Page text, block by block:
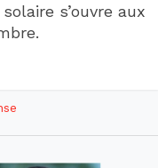
s’ouvre aux